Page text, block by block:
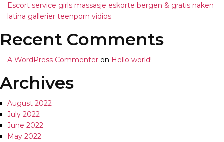
Escort service girls massasje eskorte bergen & gratis naken
latina gallerier teenporn vidios
Recent Comments
A WordPress Commenter on Hello world!
Archives
August 2022
July 2022
June 2022
May 2022